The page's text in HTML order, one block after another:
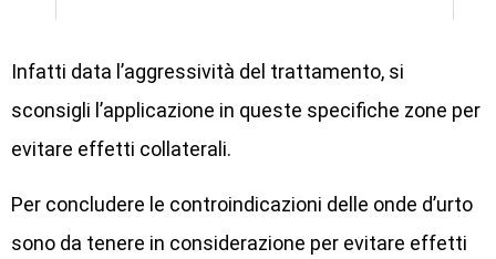
Infatti data l’aggressività del trattamento, si
sconsigli l’applicazione in queste specifiche zone per
evitare effetti collaterali.
Per concludere le controindicazioni delle onde d’urto
sono da tenere in considerazione per evitare effetti